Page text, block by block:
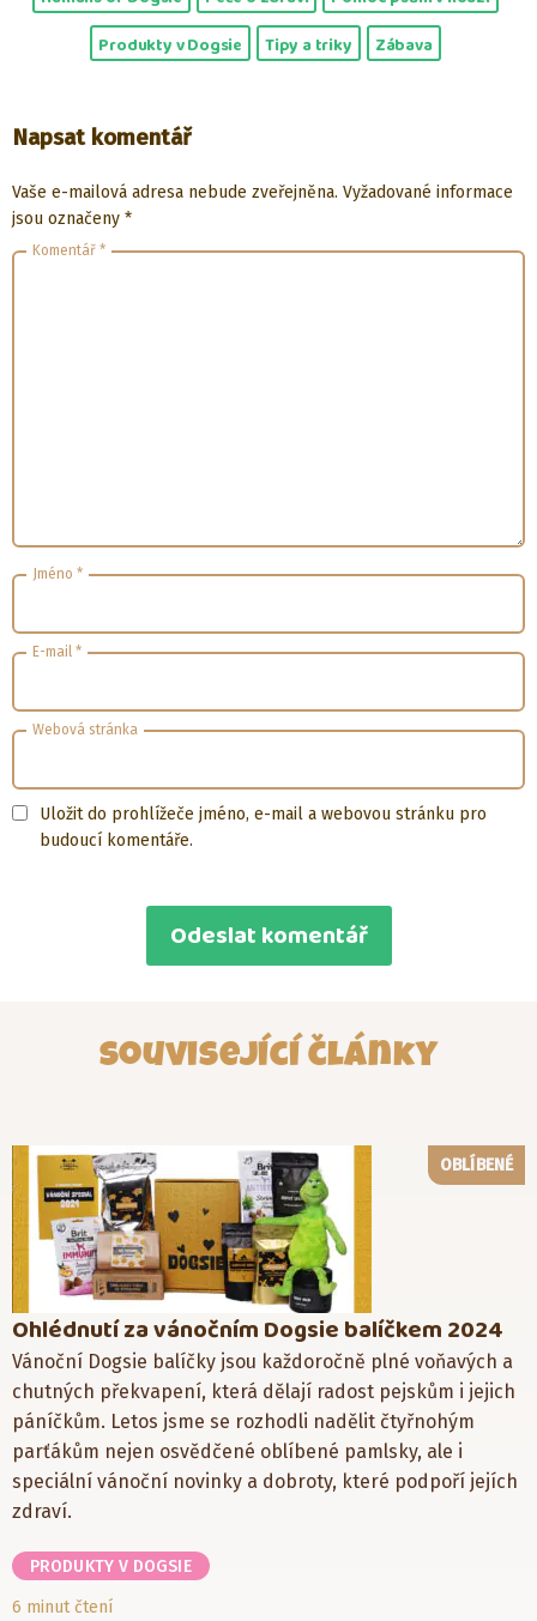
Produkty v Dogsie
Tipy a triky Zábava
Napsat komentář
Vaše e-mailová adresa nebude zveřejněna. Vyžadované informace
jsou označeny *
Komentář *
Jméno *
E-mail *
Webová stránka
Uložit do prohlížeče jméno, e-mail a webovou stránku pro
budoucí komentáře.
Související články
OBLÍBENÉ
Ohlédnutí za vánočním Dogsie balíčkem 2024
Vánoční Dogsie balíčky jsou každoročně plné voňavých a
chutných překvapení, která dělají radost pejskům i jejich
páníčkům. Letos jsme se rozhodli nadělit čtyřnohým
parťákům nejen osvědčené oblíbené pamlsky, ale i
speciální vánoční novinky a dobroty, které podpoří jejích
zdraví.
PRODUKTY V DOGSIE
6 minut čtení